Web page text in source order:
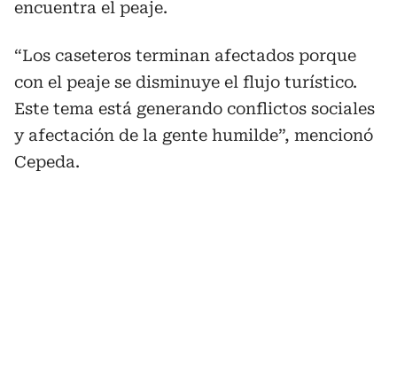
encuentra el peaje.
“Los caseteros terminan afectados porque
con el peaje se disminuye el flujo turístico.
Este tema está generando conflictos sociales
y afectación de la gente humilde”, mencionó
Cepeda.